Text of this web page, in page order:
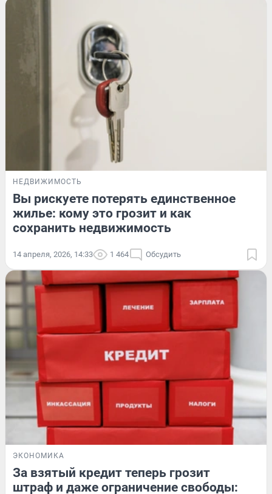
НЕДВИЖИМОСТЬ
Вы рискуете потерять единственное
жилье: кому это грозит и как
сохранить недвижимость
14 апреля, 2026, 14:33 1 464 Обсудить
ЭКОНОМИКА
За взятый кредит теперь грозит
штраф и даже ограничение свободы: